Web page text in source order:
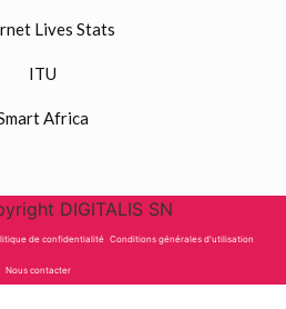
Lives Stats
ITU
Africa
DIGITALIS SN
de confidentialité Conditions générales d'utilisation
Nous contacter